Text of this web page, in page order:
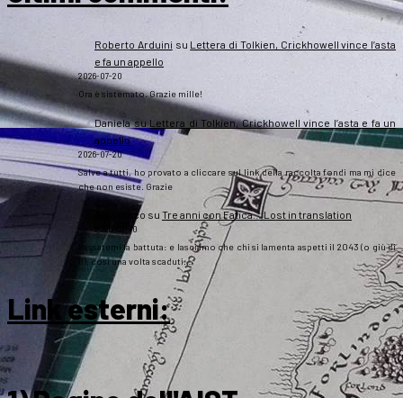
Roberto Arduini su Lettera di Tolkien, Crickhowell vince l’asta
e fa un appello
2026-07-20
Ora è sistemato. Grazie mille!
Danielasu Lettera di Tolkien, Crickhowell vince l’asta e fa un
appello
2026-07-20
Salve a tutti, ho provato a cliccare sul link della raccolta fondi ma mi dice
che non esiste. Grazie
Gipsoteco su Tre anni con Fatica… Lost in translation
2026-07-10
Passatemi la battuta: e lasciamo che chi si lamenta aspetti il 2043 (o giù di
lì), così una volta scaduti…
Link esterni: